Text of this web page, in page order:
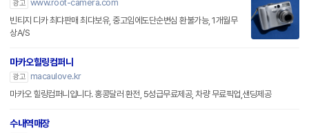
광고 www.root-camera.com
빈티지 디카 최댜판매 최댜보유, 중고임에도단순변심 환불가능, 1개월무
상A/S
마카오힐링컴퍼니
광고
macaulove.kr
마카오 힐링컴퍼니입니다. 홍콩달러 환전, 5성급무료제공, 차량 무료픽업,샌딩제공
수내역매장